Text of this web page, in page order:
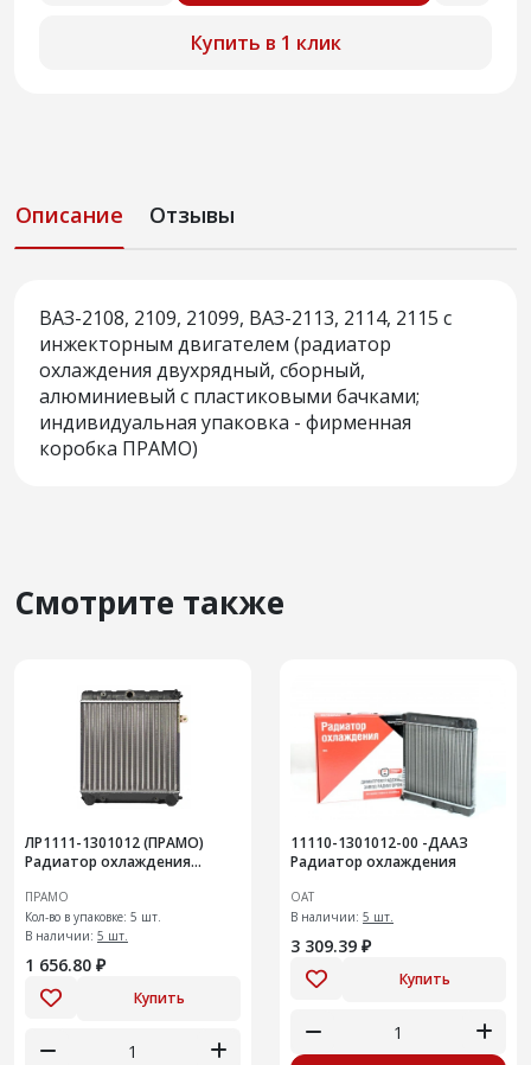
Купить в 1 клик
Описание Отзывы
ВАЗ-2108, 2109, 21099, ВАЗ-2113, 2114, 2115 с
инжекторным двигателем (радиатор
охлаждения двухрядный, сборный,
алюминиевый с пластиковыми бачками;
индивидуальная упаковка - фирменная
коробка ПРАМО)
Смотрите также
ЛР1111-1301012 (ПРАМО)
Радиатор охлаждения
ПРАМО
Кол-во в упаковке: 5 шт.
В наличии: 5 шт.
1 656.80 ₽
Купить
11110-1301012-00 -ДААЗ
Радиатор охлаждения
ОАТ
В наличии: 5 шт.
3 309.39 ₽
Купить